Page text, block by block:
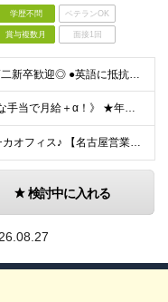
学歴不問 ベテランOK
賞与複数月 面接1回
☆営業未経験OK！第二新卒歓迎◎ ●英語に抵抗がない方 ●普通自動車運転免許（AT限定可）をお持ちの方 ●学歴不問 ▽こんな方にピッタリです! ★ガツガツ稼ぐよりも、じっくり関係を築く営業がしたい方
《住宅手当など豊富な手当で月給＋α！》 ★年収850万円実績あり ★住宅手当 ★家族手当 月給25万円～＋賞与年2回＋業績賞与(※業績による／過去3か月分支給実績あり) ※経験・スキルを考慮の上、
★徒歩5分以内の駅チカオフィス♪ 【名古屋営業所】愛知県名古屋市東区筒井2-12-36 (変更の範囲)上記を除く当社関連勤務地
検討中に入れる